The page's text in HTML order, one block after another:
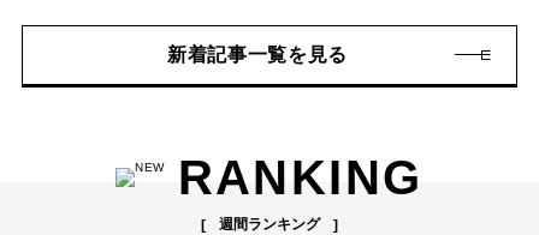
新着記事一覧を見る
RANKING
週間ランキング